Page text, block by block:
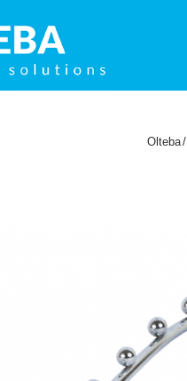
Olteba/